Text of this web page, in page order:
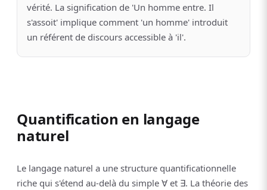
vérité. La signification de 'Un homme entre. Il
s'assoit' implique comment 'un homme' introduit
un référent de discours accessible à 'il'.
Quantification en langage
naturel
Le langage naturel a une structure quantificationnelle
riche qui s'étend au-delà du simple ∀ et ∃. La théorie des